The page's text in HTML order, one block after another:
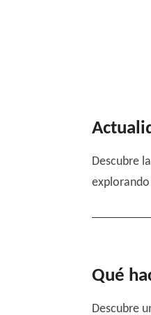
Descubre
Qué
Descubre